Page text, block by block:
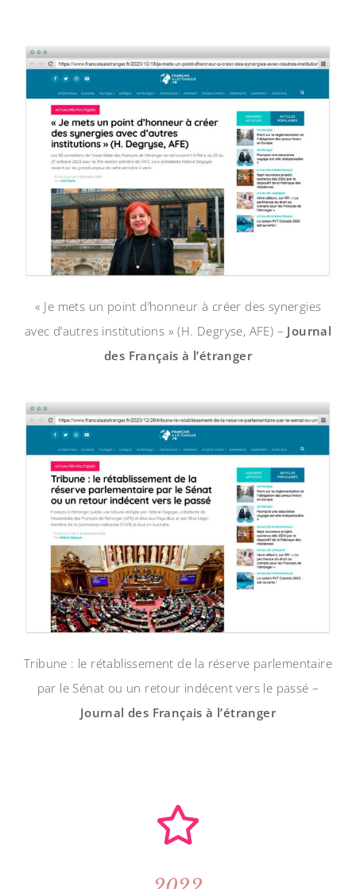
« Je mets un point d’honneur à créer des synergies
avec d’autres institutions » (H. Degryse, AFE) – Journal
des Français à l’étranger
Tribune : le rétablissement de la réserve parlementaire
par le Sénat ou un retour indécent vers le passé –
Journal des Français à l’étranger